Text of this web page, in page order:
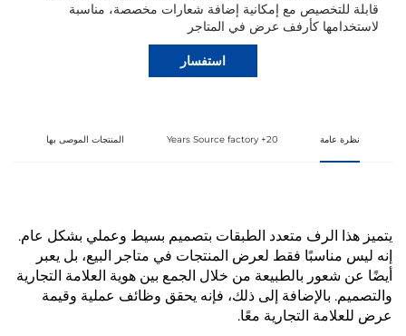
قابلة للتخصيص مع إمكانية إضافة شعارات مخصصة، مناسبة
لاستخدامها كأرفف عرض في المتاجر
استفسار
نظرة عامة 20+ Years Source factory المنتجات الموصى بها
يتميز هذا الرف متعدد الطبقات بتصميم بسيط وعملي بشكل عام.
إنه ليس مناسبًا فقط لعرض المنتجات في متاجر البيع، بل يعبر
أيضًا عن شعور بالطبيعة من خلال الجمع بين هوية العلامة التجارية
والتصميم. بالإضافة إلى ذلك، فإنه يحقق وظائف عملية وقيمة
عرض للعلامة التجارية معًا.